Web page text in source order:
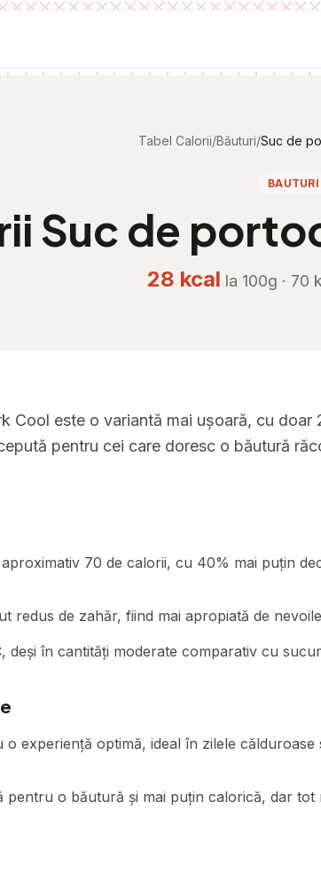
Tabel Calorii/Băuturi/Suc de
BAUTURI
Suc de
28 kcal la 100g · 70
Cool este o variantă mai ușoară, cu doar
pentru cei care doresc o băutură
70 de calorii, cu 40% mai puțin
redus de zahăr, fiind mai apropiată de
deși în cantități moderate comparativ cu
experiență optimă, ideal în zilele călduroase
pentru o băutură și mai puțin calorică, dar tot